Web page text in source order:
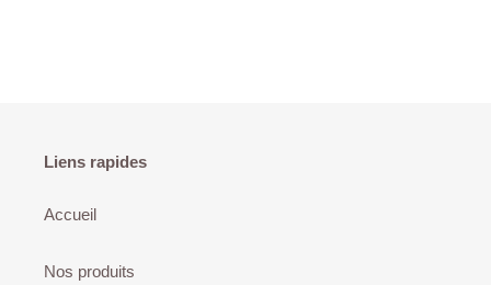
Liens rapides
Accueil
Nos produits